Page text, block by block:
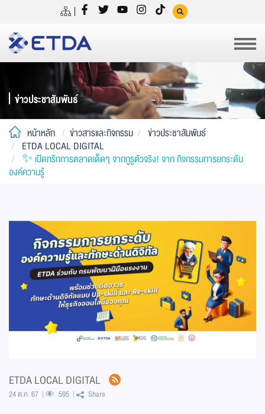
ข่าวประชาสัมพันธ์
หน้าหลัก ข่าวสารและกิจกรรม
ข่าวประชาสัมพันธ์
ETDA LOCAL DIGITAL
✨ เปิดทริกการตลาดเด็ดๆ จากกูรูตัวจริง! จาก กิจกรรมการยกระดับ
องค์ความรู้
ETDA LOCAL DIGITAL
24 ต.ค. 67 595 Share